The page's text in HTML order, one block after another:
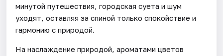
минутой путешествия, городская суета и шум
уходят, оставляя за спиной только спокойствие и
гармонию с природой.
На наслаждение природой, ароматами цветов